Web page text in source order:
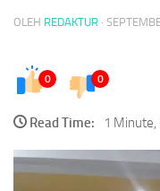
OLEH REDAKTUR ·
0 0
Read Time: 1 Minute,